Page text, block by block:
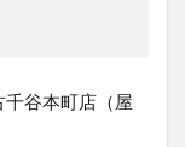
谷本町店（屋